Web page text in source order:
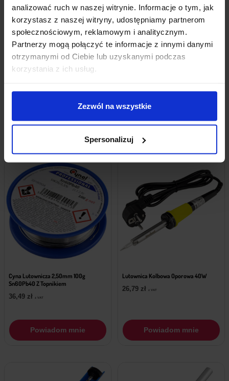
analizować ruch w naszej witrynie. Informacje o tym, jak
korzystasz z naszej witryny, udostępniamy partnerom
społecznościowym, reklamowym i analitycznym.
Partnerzy mogą połączyć te informacje z innymi danymi
otrzymanymi od Ciebie lub uzyskanymi podczas
korzystania z ich usług.
Zezwól na wszystkie
Spersonalizuj
OPINIE
DOSTAWA
INNI KUPILI RÓWNIEŻ
Cyna Lutownicza 2,50mm 100g
Sn60Pb40 Z Topnikiem
36,49 zł z VAT
Powiadom mnie
Lutownica Kolbowa Oporowa 40W
26,79 zł z VAT
Powiadom mnie